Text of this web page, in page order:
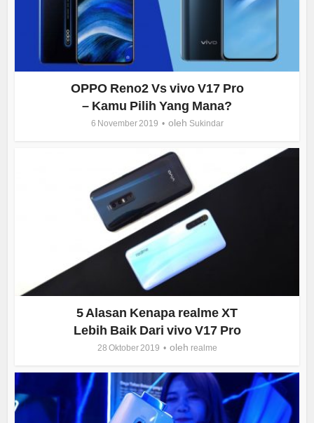
OPPO Reno2 Vs vivo V17 Pro
– Kamu Pilih Yang Mana?
6 November 2019 oleh Sukindar
5 Alasan Kenapa realme XT
Lebih Baik Dari vivo V17 Pro
28 Oktober 2019 oleh realme